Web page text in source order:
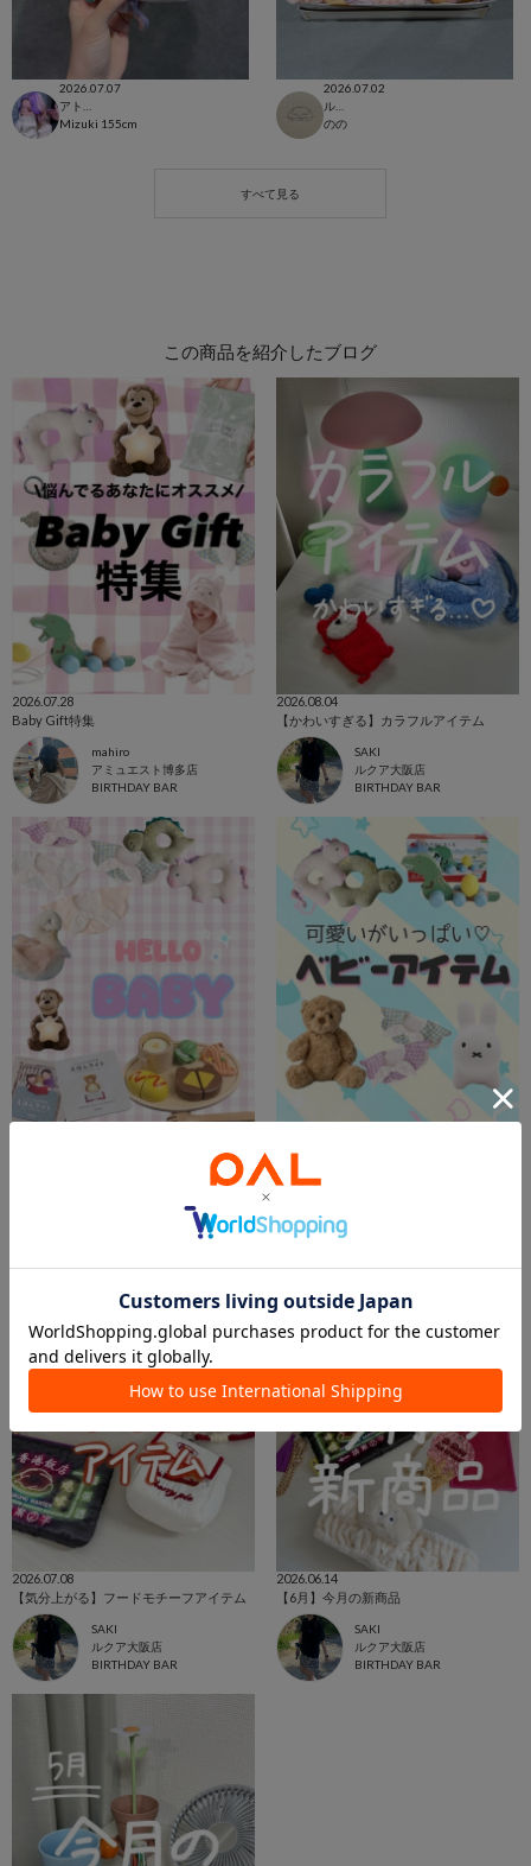
2026.07.07
Mizuki 155cm
2026.07.02
ルミネ池袋店
のの
この商品を紹介したブログ
2026.07.28
Baby Gift特集
mahiro
アミュエスト博多店
BIRTHDAY BAR
2026.08.04
【かわいすぎる】カラフルアイテム
SAKI
ルクア大阪店
BIRTHDAY BAR
千葉ペリエ店 スタッフ
ベビーアイテム♡
2026.07.08
【気分上がる】フードモチーフアイテム
SAKI
ルクア大阪店
BIRTHDAY BAR
2026.06.14
【6月】今月の新商品
SAKI
ルクア大阪店
BIRTHDAY BAR